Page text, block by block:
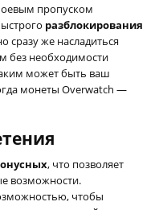
пропуском
разблокирования
же насладиться
без необходимости
может быть ваш
монеты Overwatch —
, что позволяет
возможности.
чтобы